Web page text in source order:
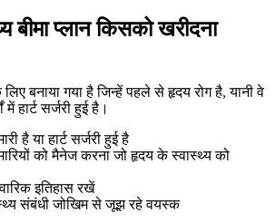
बीमा प्लान किसको खरीदना
लिए बनाया गया है जिन्हें पहले से हृदय रोग है, यानी वे
हार्ट सर्जरी हुई है।
है या हार्ट सर्जरी हुई है
को मैनेज करना जो हृदय के स्वास्थ्य को
इतिहास रखें
संबंधी जोखिम से जूझ रहे वयस्क